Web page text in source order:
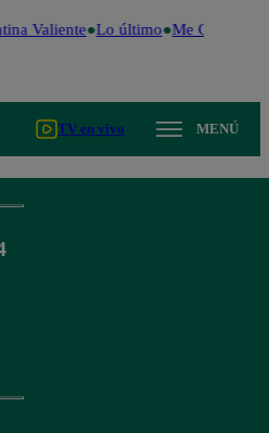
Valiente Lo último Me Caigo de
TV en vivo MENÚ